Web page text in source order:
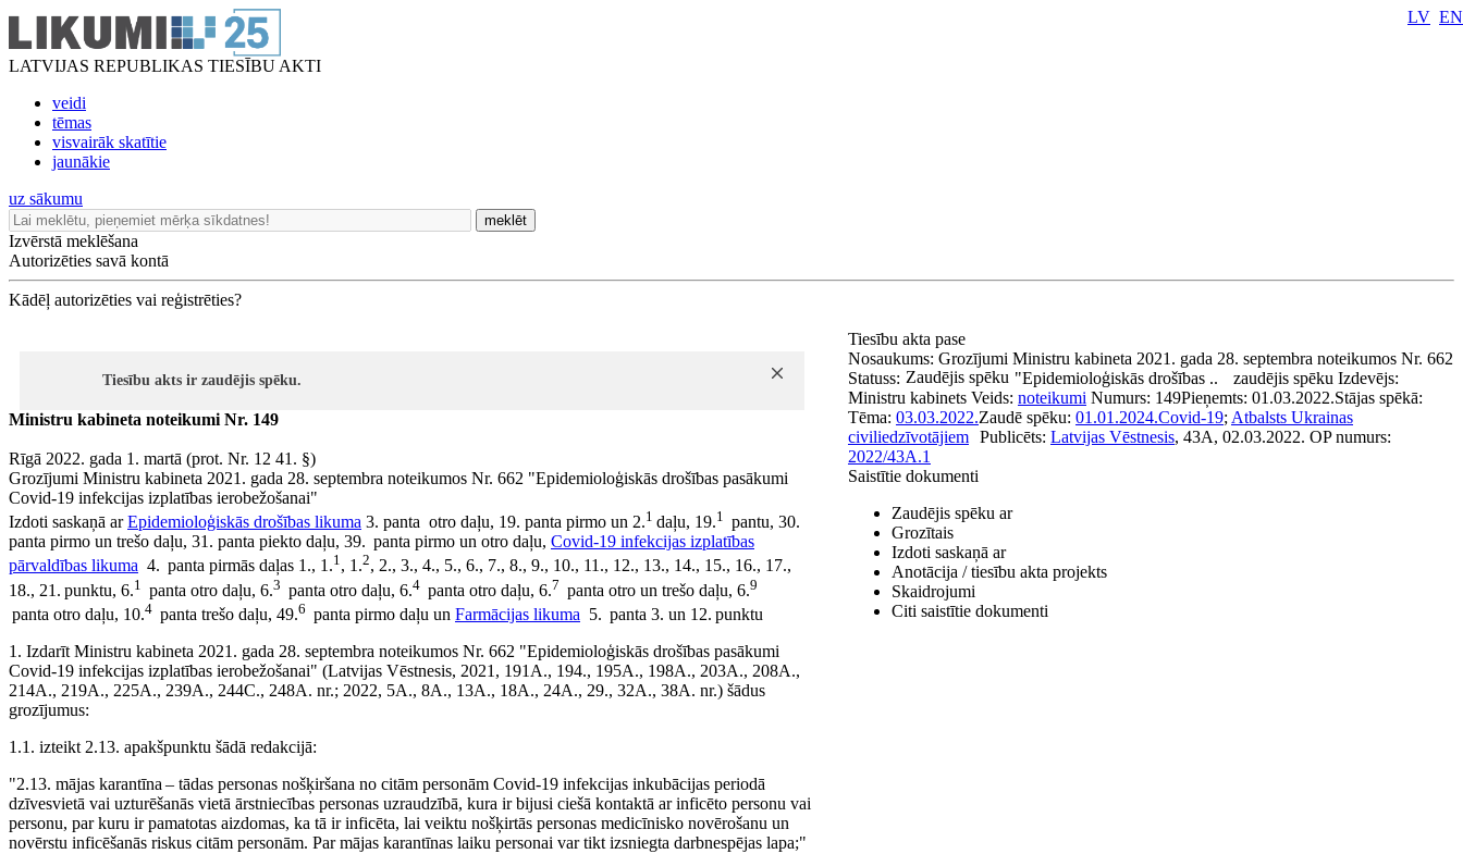
LATVIJAS REPUBLIKAS TIESĪBU AKTI
veidi
tēmas
visvairāk skatītie
jaunākie
LV EN
uz sākumu
meklēt
Izvērstā meklēšana
Autorizēties savā kontā
Kādēļ autorizēties vai reģistrēties?
Tiesību akts ir zaudējis spēku.
Ministru kabineta noteikumi Nr. 149
Rīgā 2022. gada 1. martā (prot. Nr. 12 41. §)
Grozījumi Ministru kabineta 2021. gada 28. septembra noteikumos Nr. 662 "Epidemioloģiskās drošības pasākumi
Covid-19 infekcijas izplatības ierobežošanai"
Izdoti saskaņā arEpidemioloģiskās drošības likuma 3. panta otro daļu, 19. panta pirmo un 2.1 daļu, 19.1 pantu, 30.
panta pirmo un trešo daļu, 31. panta piekto daļu, 39. panta pirmo un otro daļu, Covid-19 infekcijas izplatības
pārvaldības likuma 4. panta pirmās daļas 1., 1.1, 1.2, 2., 3., 4., 5., 6., 7., 8., 9., 10., 11., 12., 13., 14., 15., 16., 17.,
18., 21. punktu, 6.1 panta otro daļu, 6.3 panta otro daļu, 6.4 panta otro daļu, 6.7 panta otro un trešo daļu, 6.9
panta otro daļu, 10.4 panta trešo daļu, 49.6 panta pirmo daļu un Farmācijas likuma 5. panta 3. un 12. punktu
1. Izdarīt Ministru kabineta 2021. gada 28. septembra noteikumos Nr. 662 "Epidemioloģiskās drošības pasākumi
Covid-19 infekcijas izplatības ierobežošanai" (Latvijas Vēstnesis, 2021, 191A., 194., 195A., 198A., 203A., 208A.,
214A., 219A., 225A., 239A., 244C., 248A. nr.; 2022, 5A., 8A., 13A., 18A., 24A., 29., 32A., 38A. nr.) šādus
grozījumus:
1.1. izteikt 2.13. apakšpunktu šādā redakcijā:
"2.13. mājas karantīna – tādas personas nošķiršana no citām personām Covid-19 infekcijas inkubācijas periodā
dzīvesvietā vai uzturēšanās vietā ārstniecības personas uzraudzībā, kura ir bijusi ciešā kontaktā ar inficēto personu vai
personu, par kuru ir pamatotas aizdomas, ka tā ir inficēta, lai veiktu nošķirtās personas medicīnisko novērošanu un
novērstu inficēšanās riskus citām personām. Par mājas karantīnas laiku personai var tikt izsniegta darbnespējas lapa;"
Tiesību akta pase
Nosaukums: Grozījumi Ministru kabineta 2021. gada 28. septembra noteikumos Nr. 662
"Epidemioloģiskās drošības ..
Statuss: Zaudējis spēku zaudējis spēku Izdevējs:
Ministru kabinets Veids: noteikumi Numurs: 149Pieņemts: 01.03.2022.Stājas spēkā:
03.03.2022.Zaudē spēku: 01.01.2024.
Tēma: Covid-19; Atbalsts Ukrainas
civiliedzīvotājiem Publicēts: Latvijas Vēstnesis, 43A, 02.03.2022. OP numurs:
2022/43A.1
Saistītie dokumenti
Zaudējis spēku ar
Grozītais
Izdoti saskaņā ar
Anotācija / tiesību akta projekts
Skaidrojumi
Citi saistītie dokumenti